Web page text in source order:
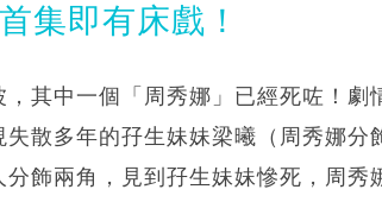
集即有床戲！
，其中一個「周秀娜」已經死咗！
失散多年的孖生妹妹梁曦（周秀娜
飾兩角，見到孖生妹妹慘死，周秀